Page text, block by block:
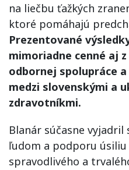
na liečbu ťažkých
ktoré pomáhajú
Prezentované
mimoriadne cenné aj
odbornej spolupráce
medzi slovenskými a
zdravotníkmi.
Blanár súčasne
ľudom a podporu
spravodlivého a